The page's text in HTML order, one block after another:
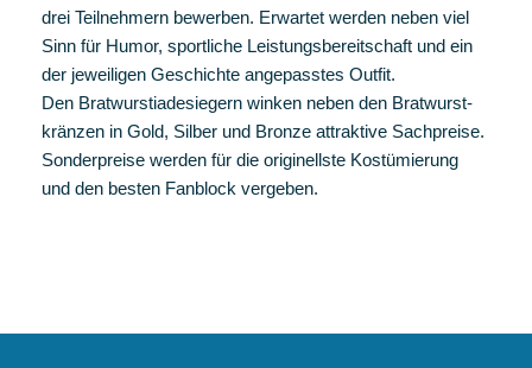
drei Teil­neh­mern bewer­ben. Erwar­tet wer­den neben viel
Sinn für Humor, sport­li­che Leis­tungs­be­reit­schaft und ein
der jewei­li­gen Geschich­te ange­pass­tes Outfit.
Den Brat­wurs­tia­de­sie­gern win­ken neben den Brat­wurst­
krän­zen in Gold, Sil­ber und Bron­ze attrak­ti­ve Sach­prei­se.
Son­der­prei­se wer­den für die ori­gi­nells­te Kos­tü­mie­rung
und den bes­ten Fan­block vergeben.